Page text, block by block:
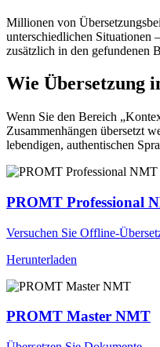
Millionen von
unterschiedlichen Situationen
zusätzlich in den gefundenen
Wie Übersetzung
Wenn Sie den Bereich
Zusammenhängen übersetzt
lebendigen, authentischen
PROMT Professional
Versuchen Sie Offline-
Herunterladen
PROMT Master NMT